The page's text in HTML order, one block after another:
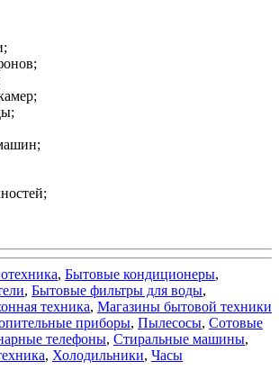
, Бытовые кондиционеры,
, Бытовые фильтры для воды,
техника, Магазины бытовой техники
приборы, Пылесосы, Сотовые
телефоны, Стиральные машины,
, Холодильники, Часы